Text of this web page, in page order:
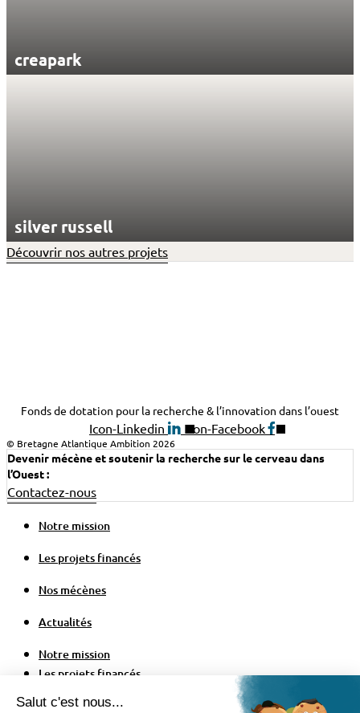
creapark
silver russell
Découvrir nos autres projets
Fonds de dotation pour la recherche & l’innovation dans l’ouest
Icon-Linkedin Icon-Facebook
© Bretagne Atlantique Ambition 2026
Devenir mécène et soutenir la recherche sur le cerveau dans
l’Ouest :
Contactez-nous
Notre mission
Les projets financés
Nos mécènes
Actualités
Notre mission
Les projets financés